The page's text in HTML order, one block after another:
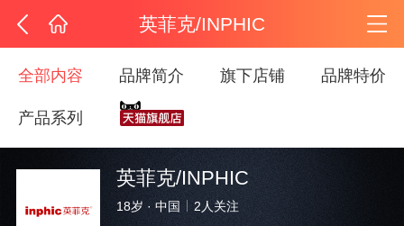
英菲克/INPHIC
全部内容 品牌简介 旗下店铺 品牌特价
产品系列
英菲克/INPHIC
18岁 · 中国 2 人关注